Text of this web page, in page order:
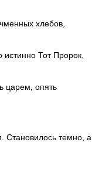
хлебов,
истинно Тот Пророк,
царем, опять
Становилось темно, а